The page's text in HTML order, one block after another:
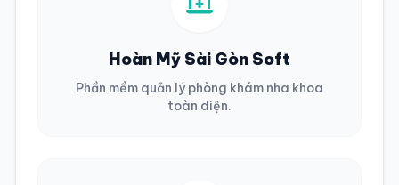
Hoàn Mỹ Sài Gòn Soft
Phần mềm quản lý phòng khám nha khoa
toàn diện.